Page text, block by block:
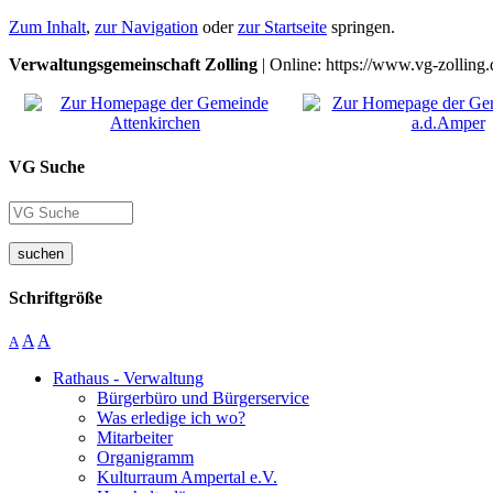
Zum Inhalt, zur Navigation oderzur Startseite springen.
Verwaltungsgemeinschaft Zolling | Online: https://www.vg-
VG Suche
suchen
Schriftgröße
A A A
Rathaus - Verwaltung
Bürgerbüro und Bürgerservice
Was erledige ich wo?
Mitarbeiter
Organigramm
Kulturraum Ampertal e.V.